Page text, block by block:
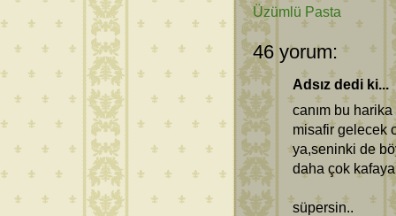
Üzümlü Pasta
46 yorum:
Adsız dedi ki...
canım bu
misafir gelecek
ya,seninki de
daha çok
süpersin..